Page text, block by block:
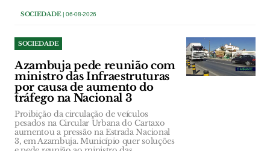
SOCIEDADE| 06-08-2026
SOCIEDADE
Azambuja pede reunião com
ministro das Infraestruturas
por causa de aumento do
tráfego na Nacional 3
Proibição da circulação de veículos
pesados na Circular Urbana do Cartaxo
aumentou a pressão na Estrada Nacional
3, em Azambuja. Município quer soluções